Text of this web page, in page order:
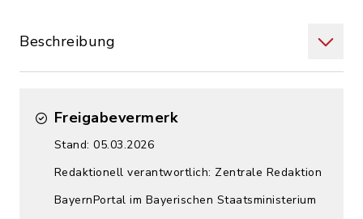
Beschreibung
Freigabevermerk
Stand: 05.03.2026
Redaktionell verantwortlich: Zentrale Redaktion
BayernPortal im Bayerischen Staatsministerium